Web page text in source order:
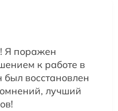
Я поражен
к работе в
восстановлен
лучший